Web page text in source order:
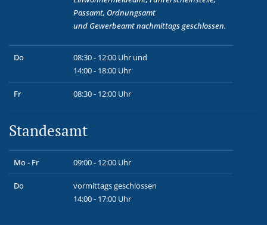
Passamt, Ordnungsamt
und Gewerbeamtnachmittags geschlossen.
Do
08:30 - 12:00 Uhr und
14:00 - 18:00 Uhr
Fr 08:30 - 12:00 Uhr
Standesamt
Mo - Fr 09:00 - 12:00 Uhr
Do
vormittags geschlossen
14:00 - 17:00 Uhr